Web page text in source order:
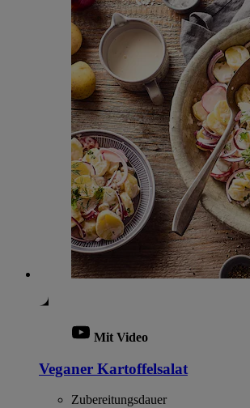
Mit Video
Veganer Kartoffelsalat
Zubereitungsdauer